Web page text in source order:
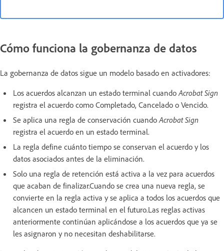
Cómo funciona la gobernanza de datos
La gobernanza de datos sigue un modelo basado en activadores:
Los acuerdos alcanzan un estado terminal cuando Acrobat Sign
registra el acuerdo como Completado, Cancelado o Vencido.
Se aplica una regla de conservación cuando Acrobat Sign
registra el acuerdo en un estado terminal.
La regla define cuánto tiempo se conservan el acuerdo y los
datos asociados antes de la eliminación.
Solo una regla de retención está activa a la vez para acuerdos
que acaban de finalizar.Cuando se crea una nueva regla, se
convierte en la regla activa y se aplica a todos los acuerdos que
alcancen un estado terminal en el futuro.Las reglas activas
anteriormente continúan aplicándose a los acuerdos que ya se
les asignaron y no necesitan deshabilitarse.